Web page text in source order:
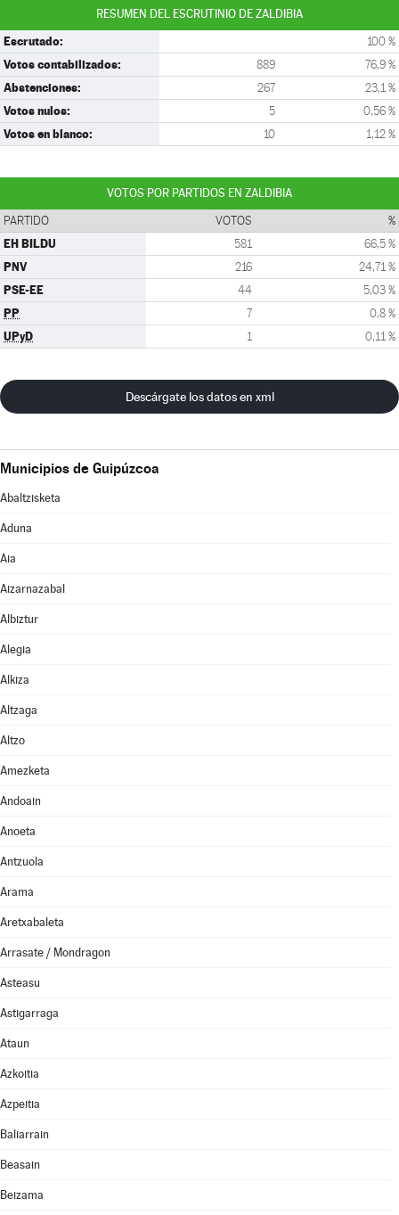
RESUMEN DEL ESCRUTINIO DE ZALDIBIA
Escrutado: 100 %
Votos contabilizados: 889 76,9 %
Abstenciones: 267 23,1 %
Votos nulos: 5 0,56 %
Votos en blanco: 10 1,12 %
VOTOS POR PARTIDOS EN ZALDIBIA
PARTIDO VOTOS %
EH BILDU 581 66,5 %
PNV 216 24,71 %
PSE-EE 44 5,03 %
PP 7 0,8 %
UPyD 1 0,11 %
Descárgate los datos en xml
Municipios de Guipúzcoa
Abaltzisketa
Aduna
Aia
Aizarnazabal
Albiztur
Alegia
Alkiza
Altzaga
Altzo
Amezketa
Andoain
Anoeta
Antzuola
Arama
Aretxabaleta
Arrasate / Mondragon
Asteasu
Astigarraga
Ataun
Azkoitia
Azpeitia
Baliarrain
Beasain
Beizama